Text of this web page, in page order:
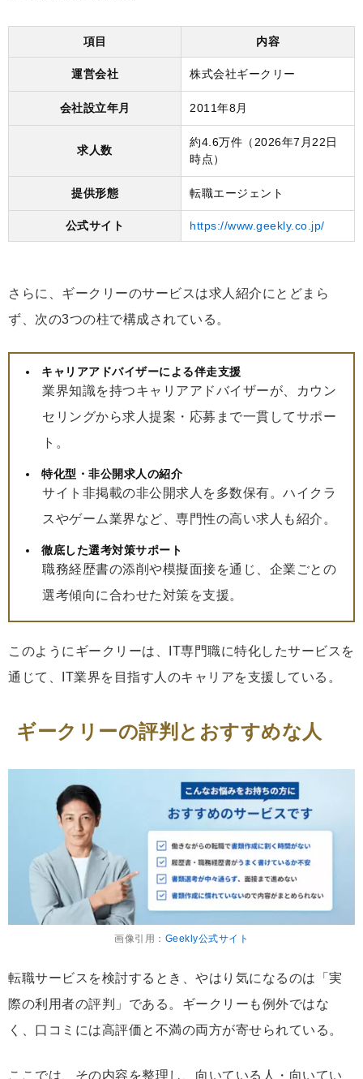
項目 内容
運営会社 株式会社ギークリー
会社設立年月 2011年8月
求人数
約4.6万件（2026年7月22日
時点）
提供形態 転職エージェント
公式サイト https://www.geekly.co.jp/
さらに、ギークリーのサービスは求人紹介にとどまら
ず、次の3つの柱で構成されている。
キャリアアドバイザーによる伴走支援
業界知識を持つキャリアアドバイザーが、カウン
セリングから求人提案・応募まで一貫してサポー
ト。
特化型・非公開求人の紹介
サイト非掲載の非公開求人を多数保有。ハイクラ
スやゲーム業界など、専門性の高い求人も紹介。
徹底した選考対策サポート
職務経歴書の添削や模擬面接を通じ、企業ごとの
選考傾向に合わせた対策を支援。
このようにギークリーは、IT専門職に特化したサービスを
通じて、IT業界を目指す人のキャリアを支援している。
ギークリーの評判とおすすめな人
画像引用： Geekly公式サイト
転職サービスを検討するとき、やはり気になるのは「実
際の利用者の評判」である。ギークリーも例外ではな
く、口コミには高評価と不満の両方が寄せられている。
ここでは、その内容を整理し、向いている人・向いてい